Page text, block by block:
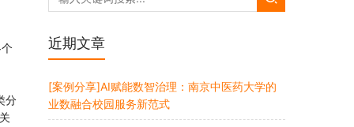
分
近期文章
[案例分享]AI赋能数智治理：南京中医药大学的
业数融合校园服务新范式